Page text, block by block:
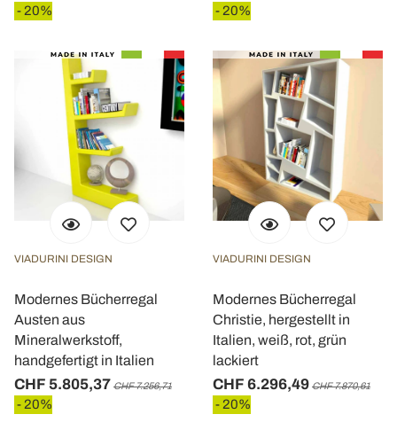
- 20% - 20%
VIADURINI DESIGN
Modernes Bücherregal
Austen aus
Mineralwerkstoff,
handgefertigt in Italien
CHF 5.805,37 CHF 7.256,71
- 20%
VIADURINI DESIGN
Modernes Bücherregal
Christie, hergestellt in
Italien, weiß, rot, grün
lackiert
CHF 6.296,49 CHF 7.870,61
- 20%